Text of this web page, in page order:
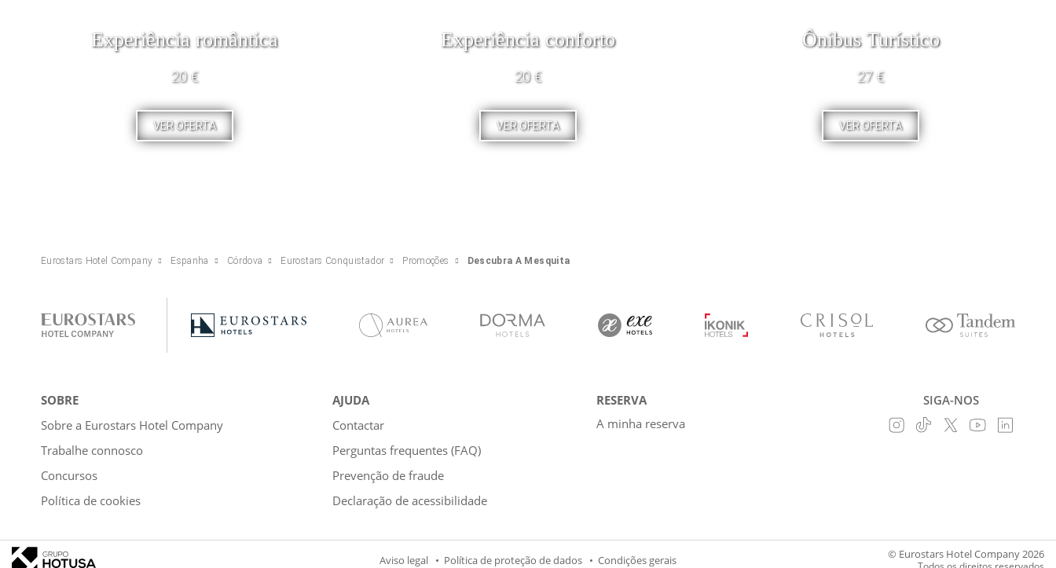
Experiência romântica
20 €
VER OFERTA
Experiência conforto
20 €
VER OFERTA
Ônibus Turístico
27 €
VER OFERTA
Eurostars Hotel Company Espanha Córdova Eurostars Conquistador Promoções Descubra A Mesquita
SOBRE
Sobre a Eurostars Hotel Company
Trabalhe connosco
Concursos
Política de cookies
AJUDA
Contactar
Perguntas frequentes (FAQ)
Prevenção de fraude
Declaração de acessibilidade
RESERVA
A minha reserva
SIGA-NOS
Aviso legal Política de proteção de dados Condições gerais © Eurostars Hotel Company 2026